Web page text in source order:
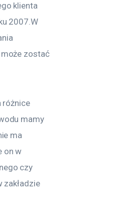
klienta
2007.W
zostać
różnice
mamy
ma
on w
czy
zakładzie